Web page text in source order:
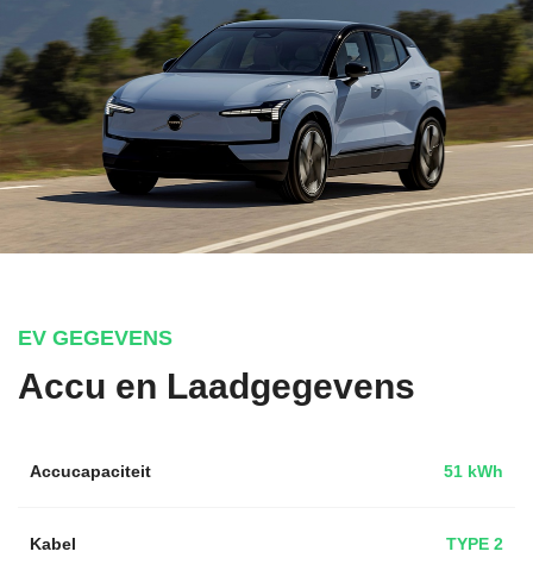
EV GEGEVENS
Accu en Laadgegevens
Accucapaciteit 51 kWh
Kabel TYPE 2